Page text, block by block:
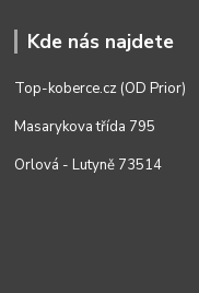
Kde nás najdete
Top-koberce.cz (OD Prior)
Masarykova třída 795
Orlová - Lutyně 73514